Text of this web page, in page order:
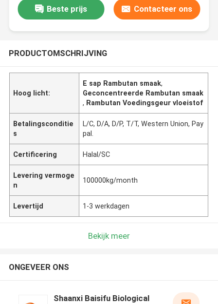
Beste prijs Contacteer ons
PRODUCTOMSCHRIJVING
Hoog licht:
E sap Rambutan smaak,
Geconcentreerde Rambutan smaak
, Rambutan Voedingsgeur vloeistof
Betalingsconditie
s
L/C, D/A, D/P, T/T, Western Union, Pay
pal.
Certificering Halal/SC
Levering vermoge
n
100000kg/month
Levertijd 1-3 werkdagen
Bekijk meer
ONGEVEER ONS
Shaanxi Baisifu Biological